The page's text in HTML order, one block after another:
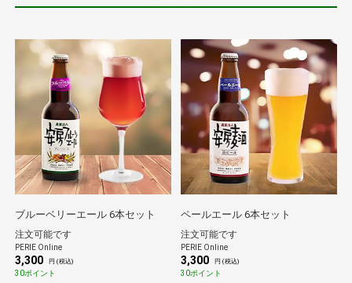
ブルーベリーエール 6本セット
注文可能です
PERIE Online
3,300 円 (税込)
30ポイント
ペールエール 6本セット
注文可能です
PERIE Online
3,300 円 (税込)
30ポイント